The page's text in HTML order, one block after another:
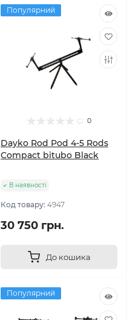
Популярний
0
Dayko Rod Pod 4-5 Rods
Compact bitubo Black
В наявності
Код товару: 4947
30 750 грн.
До кошика
Популярний